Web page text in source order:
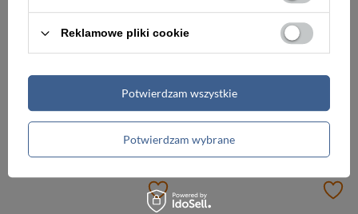
219,00 zł
Reklamowe pliki cookie
Potwierdzam wybrane
Potwierdzam wszystkie